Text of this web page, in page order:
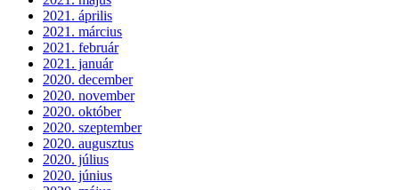
2021. április
2021. március
2021. február
2021. január
2020. december
2020. november
2020. október
2020. szeptember
2020. augusztus
2020. július
2020. június